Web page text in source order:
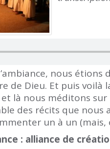
nous étions
de Dieu. Et puis voilà
là nous méditons sur
des récits que
un à un (mais,
: alliance de